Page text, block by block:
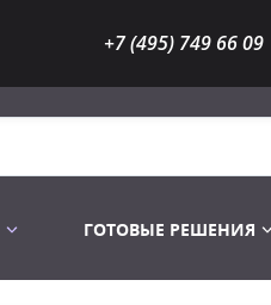
+7 (495) 749 66 09
ГОТОВЫЕ РЕШЕНИЯ